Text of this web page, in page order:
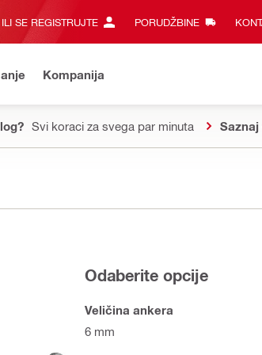
SE REGISTRUJTE PORUDŽBINE
Kompanija
Svi koraci za svega par minuta Saznaj
Odaberite opcije
Veličina ankera
6 mm